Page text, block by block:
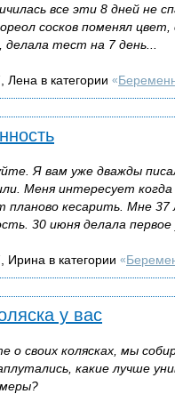
все эти 8 дней не
сосков поменял
делала тест на 7 день...
Лена в категории «
Я вам уже дважды
Меня интересует когда
планово кесарить. Мне
30 июня делала первое
Ирина в категории «
у вас
о своих колясках, мы
какие лучше